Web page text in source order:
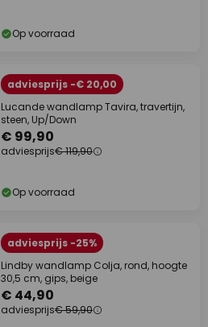
Op voorraad
adviesprijs -€ 20,00
Lucande wandlamp Tavira, travertijn,
steen, Up/Down
€ 99,90
adviesprijs€ 119,90
Op voorraad
adviesprijs -25%
Lindby wandlamp Colja, rond, hoogte
30,5 cm, gips, beige
€ 44,90
adviesprijs€ 59,90